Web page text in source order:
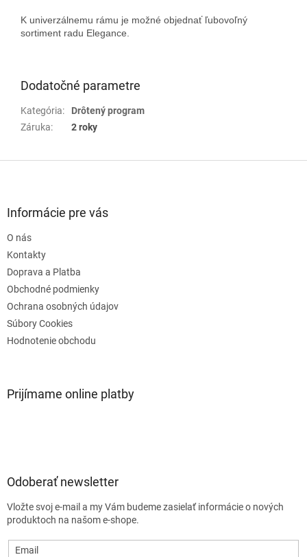
K univerzálnemu rámu je možné objednať ľubovoľný
sortiment radu Elegance.
Dodatočné parametre
Kategória:
Drôtený program
Záruka: 2 roky
Informácie pre vás
O nás
Kontakty
Doprava a Platba
Obchodné podmienky
Ochrana osobných údajov
Súbory Cookies
Hodnotenie obchodu
Prijímame online platby
Odoberať newsletter
Vložte svoj e-mail a my Vám budeme zasielať informácie o nových
produktoch na našom e-shope.
Email